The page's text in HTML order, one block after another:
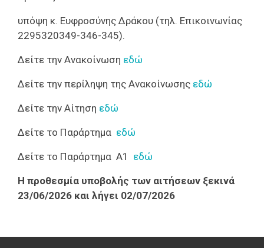
υπόψη κ. Ευφροσύνης Δράκου (τηλ. Επικοινωνίας
2295320349-346-345).
Δείτε την Ανακοίνωση εδώ
Δείτε την περίληψη της Ανακοίνωσης εδώ
Δείτε την Αίτηση εδώ
Δείτε το Παράρτημα εδώ
Δείτε το Παράρτημα Α1 εδώ
Η προθεσμία υποβολής των αιτήσεων ξεκινά
23/06/2026 και λήγει 02/07/2026